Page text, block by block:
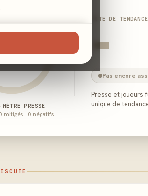
MÈTRE PRESSE
mitigés · 0 négatifs
NOTE DE TENDANCE
-
Pas encore
Presse et joueurs
unique de